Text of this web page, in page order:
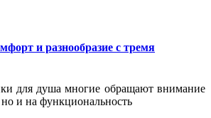
и разнообразие с тремя
для душа многие обращают внимание
и на функциональность